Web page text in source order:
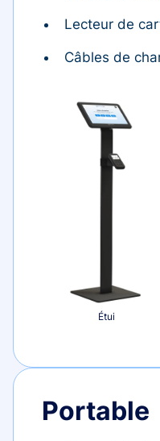
Lecteur de
Câbles de
Étui
Portable